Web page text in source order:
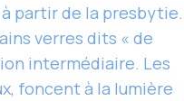
partir de la presbytie.
verres dits « de
intermédiaire. Les
foncent à la lumière